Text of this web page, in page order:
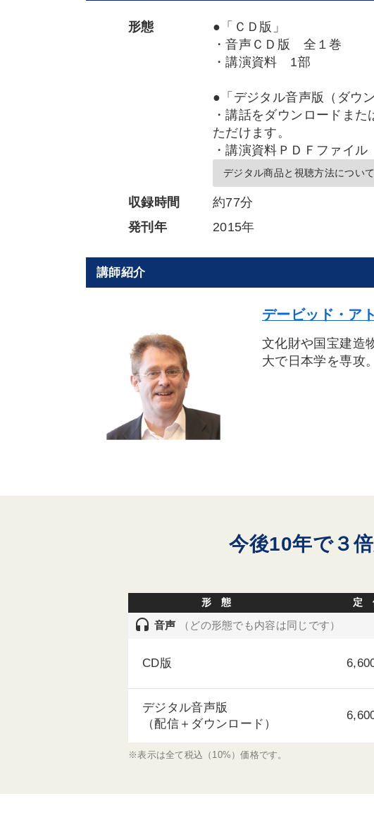
形態
●「ＣＤ版」
・音声ＣＤ版 全１巻
・講演資料 1部
●「デジタル音声版（ダウ
・講話をダウンロードま
ただけます。
・講演資料ＰＤＦファイル
デジタル商品と視聴方法について
収録時間
約77分
発刊年
2015年
講師紹介
デービッド・ア
文化財や国宝建造
大で日本学を専攻
今後10年で３
形 態 定
headset 音声 （どの形態でも内容は同じです）
CD版
デジタル音声版
（配信＋ダウンロード）
※表示は全て税込（10%）価格です。